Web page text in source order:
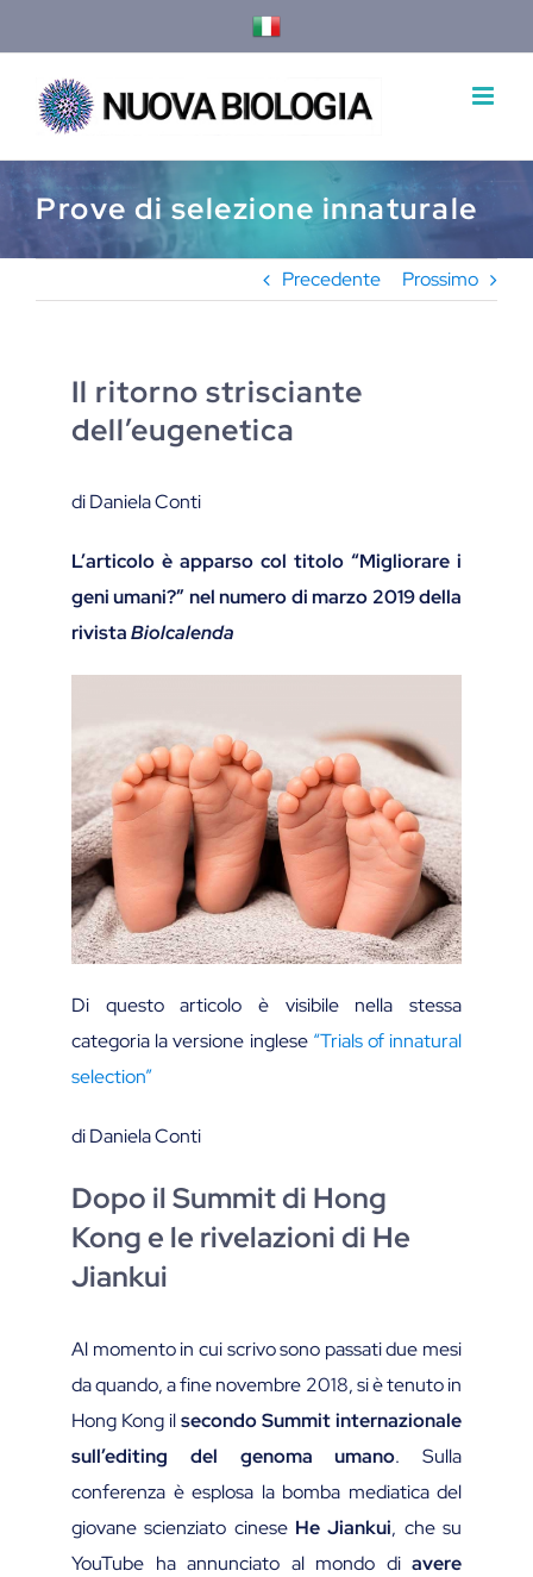
al
contenuto
Prove di selezione innaturale
Precedente Prossimo
Il ritorno strisciante
dell’eugenetica
di Daniela Conti
L’articolo è apparso col titolo “Migliorare i
geni umani?” nel numero di marzo 2019 della
rivistaBiolcalenda
Di questo articolo è visibile nella stessa
categoria la versione inglese “Trials of innatural
selection”
di Daniela Conti
Dopo il Summit di Hong
Kong e le rivelazioni di He
Jiankui
Al momento in cui scrivo sono passati due mesi
da quando, a fine novembre 2018, si è tenuto in
Hong Kong ilsecondo Summit internazionale
sull’editing del genoma
umano. Sulla
conferenza è esplosa la bomba mediatica del
giovane scienziato cinese He Jiankui, che su
YouTube ha annunciato al mondo di avere